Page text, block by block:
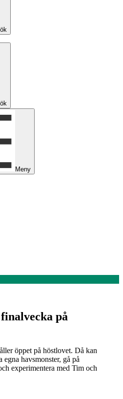
Meny
på
öppet på höstlovet. Då kan
egna havsmonster, gå på
experimentera med Tim och